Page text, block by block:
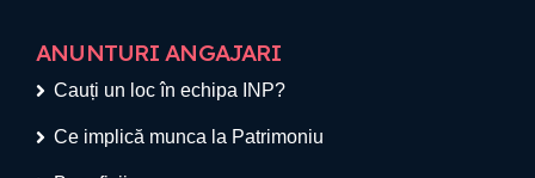
ANUNTURI ANGAJARI
Cauți un loc în echipa INP?
Ce implică munca la Patrimoniu